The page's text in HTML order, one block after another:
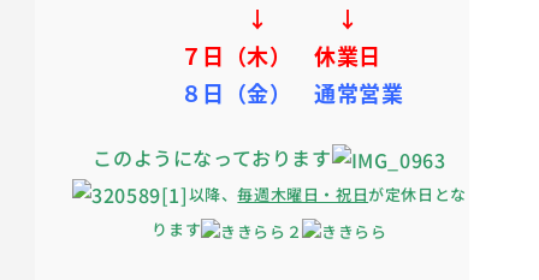
↓ ↓
７日（木） 休業日
８日（金）
通常営業
このようになっております
以降、毎週木曜日・祝日が定休日とな
ります